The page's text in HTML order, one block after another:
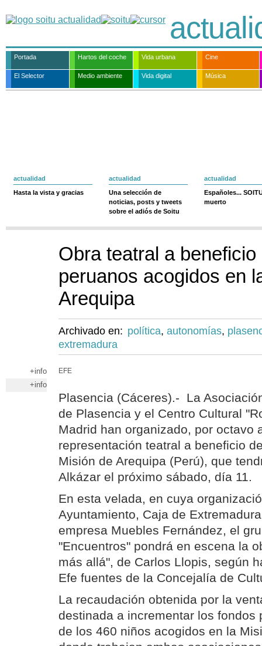
Portada Hartos del coche Vida urbana Cine
El Selector Medio ambiente Vida digital Música
actualidad
Hasta la vista y gracias
actualidad
Una selección de
noticias, posts y tweets
sobre el adiós de Soitu
actualidad
Españoles...
muerto
Obra teatral a
peruanos acogidos en
Arequipa
Archivado en: política, autonomías,
extremadura
+info
+info
EFE
Plasencia (Cáceres).- La
de Plasencia y el Centro Cultural
Madrid han organizado, por octavo
representación teatral a beneficio
Misión de Arequipa (Perú), que
Alkázar el próximo sábado, día 11.
En esta velada, en cuya
Ayuntamiento, Caja de
empresa Muebles Fernández, el
"Encuentros" pondrá en escena la
más allá", de Carlos Llopis, según
Efe fuentes de la Concejalía de
La recaudación obtenida por la
destinada a incrementar los fondos
de los 460 niños acogidos en la